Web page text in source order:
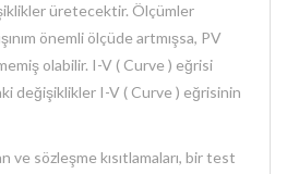
üretecektir. Ölçümler
önemli ölçüde artmışsa, PV
olabilir. I-V ( Curve ) eğrisi
değişiklikler I-V ( Curve ) eğrisinin
ve sözleşme kısıtlamaları, bir test